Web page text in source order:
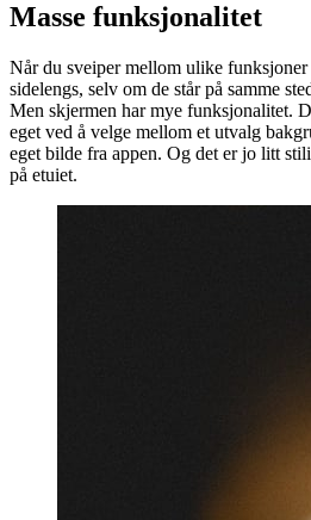
Masse funksjonalitet
Når du sveiper mellom ulike
sidelengs, selv om de står på samme
Men skjermen har mye funksjonalitet.
eget ved å velge mellom et utvalg
eget bilde fra appen. Og det er jo litt
på etuiet.